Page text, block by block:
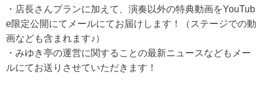
・店長さんプランに加えて、演奏以外の特典動画をYouTub
e限定公開にてメールにてお届けします！（ステージでの動
画なども含まれます♪）
・みゆき亭の運営に関することの最新ニュースなどもメー
ルにてお送りさせていただきます！